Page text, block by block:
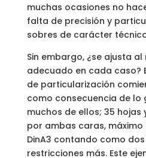
muchas ocasiones no
falta de precisión y
sobres de carácter
Sin embargo, ¿se ajusta
adecuado en cada caso?
de particularización
como consecuencia de lo
muchos de ellos; 35
por ambas caras,
DinA3 contando como
restricciones más. Este